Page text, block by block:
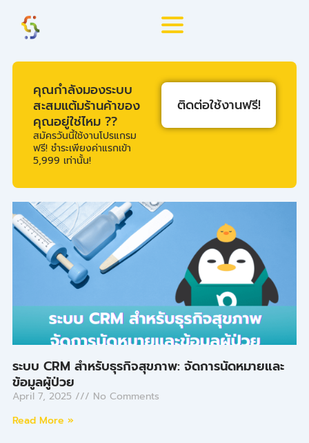
content
คุณกำลังมองระบบ
สะสมแต้มร้านค้าของ
คุณอยู่ใช่ไหม ??
สมัครวันนี้ใช้งานโปรแกรม
ฟรี! ชำระเพียงค่าแรกเข้า
5,999 เท่านั้น!
ติดต่อใช้งานฟรี!
ระบบ CRM สำหรับธุรกิจสุขภาพ: จัดการนัดหมายและ
ข้อมูลผู้ป่วย
April 7, 2025
No Comments
Read More »